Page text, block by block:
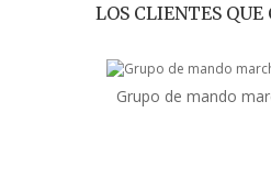
LOS CLIENTES
Añadir al
Grupo de mando